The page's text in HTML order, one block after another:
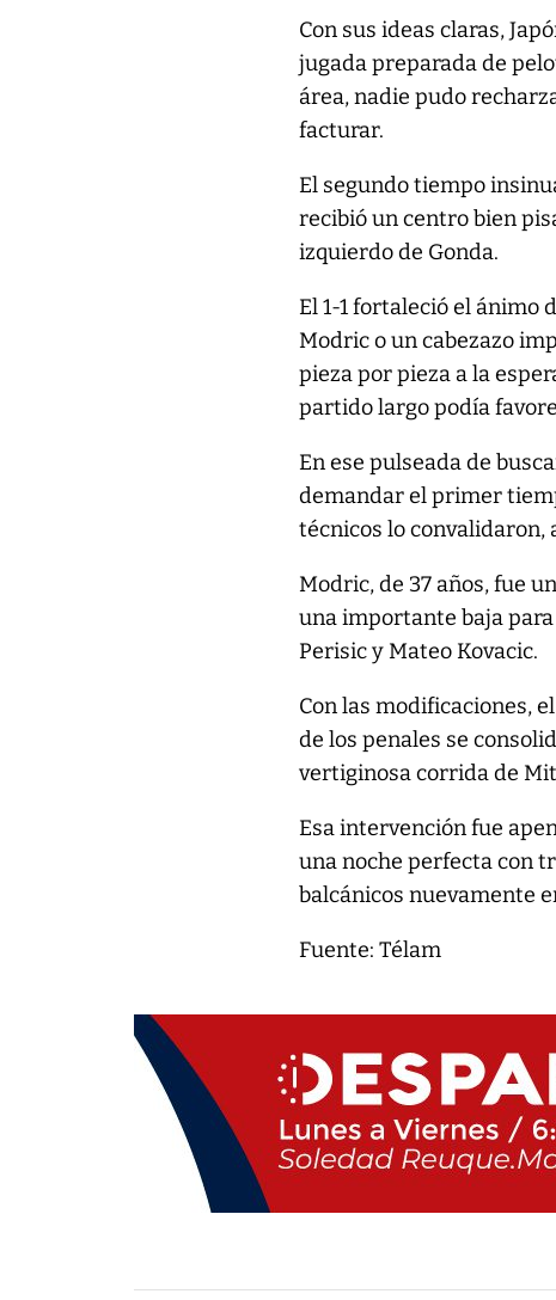
Con sus ideas claras,
jugada preparada de
área, nadie pudo
facturar.
El segundo tiempo
recibió un centro bien
izquierdo de Gonda.
El 1-1 fortaleció el ánimo
Modric o un cabezazo
pieza por pieza a la
partido largo podía
En ese pulseada de
demandar el primer
técnicos lo convalidaron,
Modric, de 37 años, fue
una importante baja
Perisic y Mateo Kovacic.
Con las modificaciones,
de los penales se
vertiginosa corrida de
Esa intervención fue
una noche perfecta con
balcánicos nuevamente
Fuente: Télam